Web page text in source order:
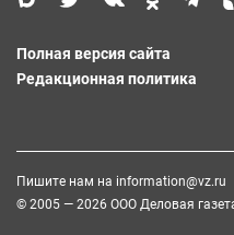
Полная версия сайта
Редакционная политика
Пишите нам на information@vz.ru
© 2005 — 2026 ООО Деловая